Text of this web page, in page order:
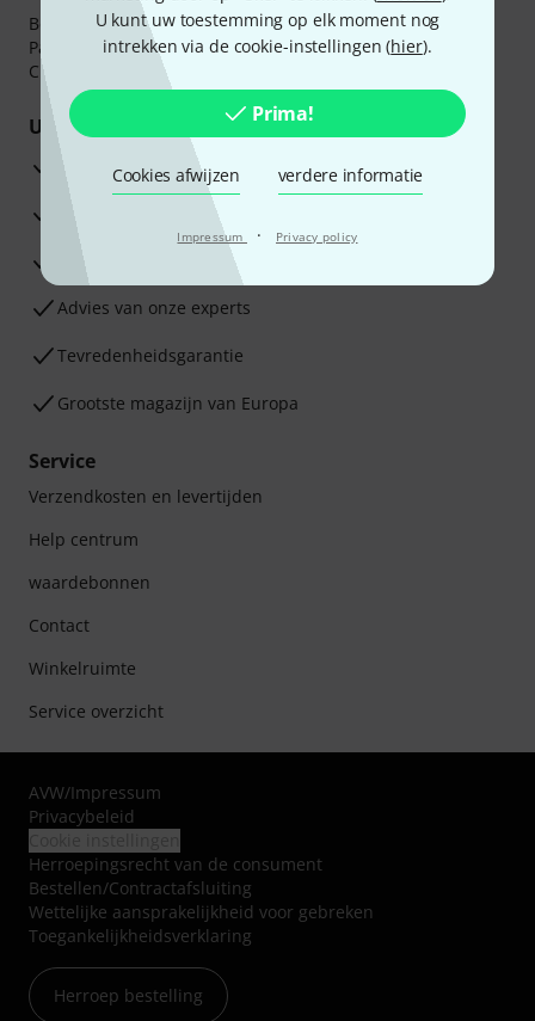
U kunt uw toestemming op elk moment nog
intrekken via de cookie-instellingen (hier).
Prima!
Cookies afwijzen verdere informatie
Impressum · Privacy policy
Betaalt u veilig en vertrouwd met Bankoverschrijving,
PayPal, iDEAL,Klarna Betaal Nu,Klarna Betaal in 3
Creditcard.
Uw voordelen
3 jaar Thomann garantie
30 dagen Money Back-garantie
Advies van onze experts
Tevredenheidsgarantie
Grootste magazijn van Europa
Service
Verzendkosten en levertijden
Help centrum
waardebonnen
Contact
Winkelruimte
Service overzicht
AVW/Impressum
Privacybeleid
Herroepingsrecht van de consument
Bestellen/Contractafsluiting
Wettelijke aansprakelijkheid voor gebreken
Toegankelijkheidsverklaring
Herroep bestelling